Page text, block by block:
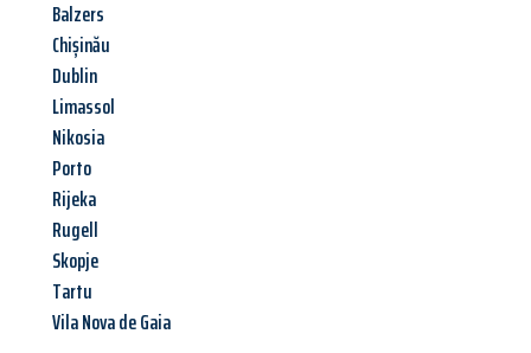
Balzers
Chișinău
Dublin
Limassol
Nikosia
Porto
Rijeka
Rugell
Skopje
Tartu
Vila Nova de Gaia